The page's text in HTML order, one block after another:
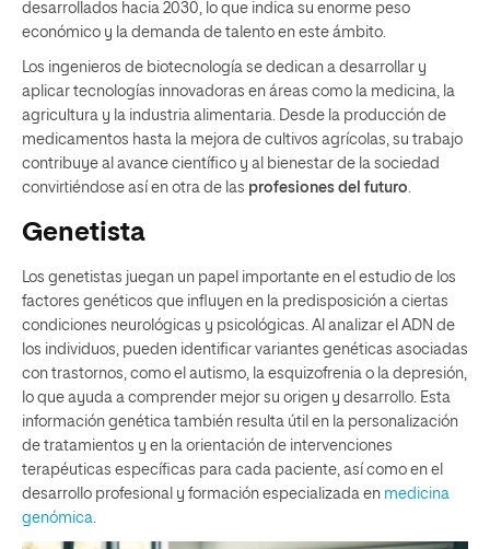
desarrollados hacia 2030​, lo que indica su enorme peso
económico y la demanda de talento en este ámbito.
Los ingenieros de biotecnología se dedican a desarrollar y
aplicar tecnologías innovadoras en áreas como la medicina, la
agricultura y la industria alimentaria. Desde la producción de
medicamentos hasta la mejora de cultivos agrícolas, su trabajo
contribuye al avance científico y al bienestar de la sociedad
convirtiéndose así en otra de las profesiones del futuro.
Genetista
Los genetistas juegan un papel importante en el estudio de los
factores genéticos que influyen en la predisposición a ciertas
condiciones neurológicas y psicológicas. Al analizar el ADN de
los individuos, pueden identificar variantes genéticas asociadas
con trastornos, como el autismo, la esquizofrenia o la depresión,
lo que ayuda a comprender mejor su origen y desarrollo. Esta
información genética también resulta útil en la personalización
de tratamientos y en la orientación de intervenciones
terapéuticas específicas para cada paciente, así como en el
desarrollo profesional y formación especializada en medicina
genómica.